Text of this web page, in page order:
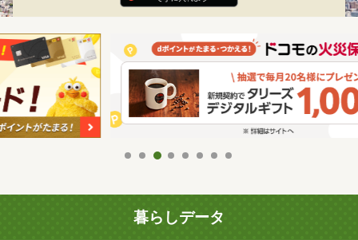
暮らしデータ